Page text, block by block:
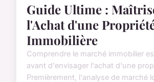
Guide Ultime :
l'Achat d'une
Immobilière
Comprendre le marché immobilier
avant d'envisager l'achat d'une
Premièrement, l'analyse de marché